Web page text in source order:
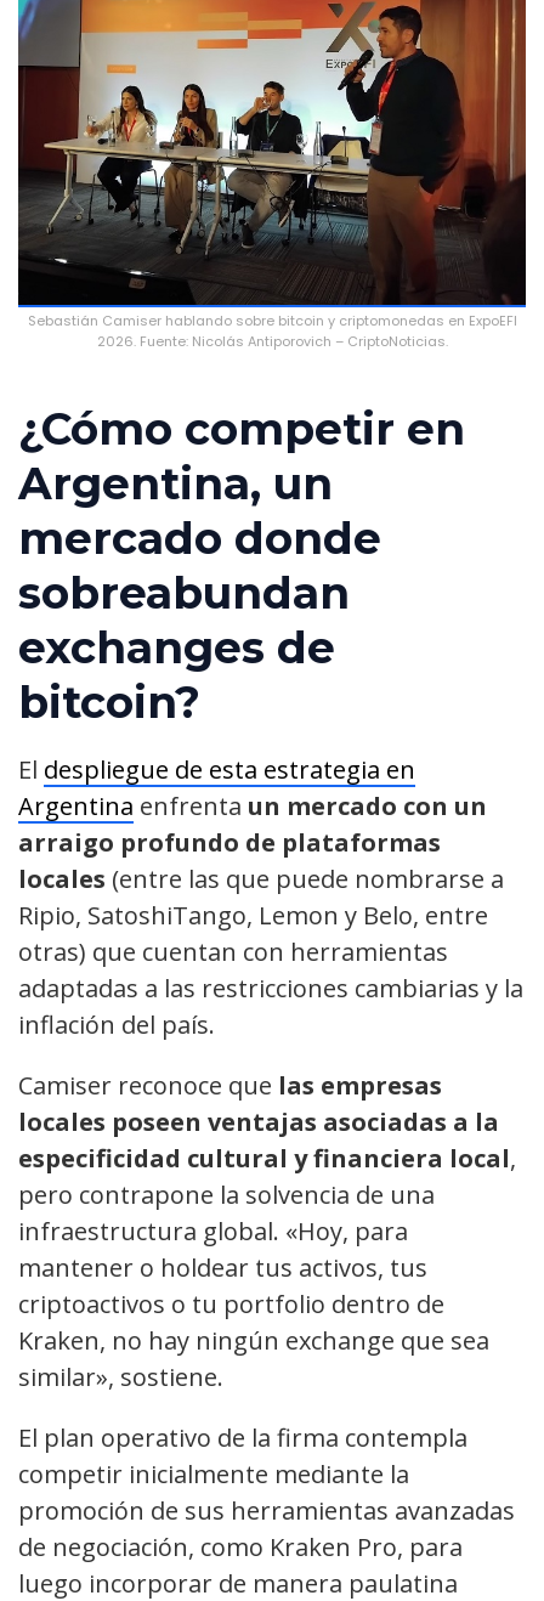
Sebastián Camiser hablando sobre bitcoin y criptomonedas en ExpoEFI
2026. Fuente: Nicolás Antiporovich – CriptoNoticias.
¿Cómo competir en
Argentina, un
mercado donde
sobreabundan
exchanges de
bitcoin?
El despliegue de esta estrategia en
Argentina enfrenta un mercado con un
arraigo profundo de plataformas
locales (entre las que puede nombrarse a
Ripio, SatoshiTango, Lemon y Belo, entre
otras) que cuentan con herramientas
adaptadas a las restricciones cambiarias y la
inflación del país.
Camiser reconoce que las empresas
locales poseen ventajas asociadas a la
especificidad cultural y financiera local,
pero contrapone la solvencia de una
infraestructura global. «Hoy, para
mantener o holdear tus activos, tus
criptoactivos o tu portfolio dentro de
Kraken, no hay ningún exchange que sea
similar», sostiene.
El plan operativo de la firma contempla
competir inicialmente mediante la
promoción de sus herramientas avanzadas
de negociación, como Kraken Pro, para
luego incorporar de manera paulatina